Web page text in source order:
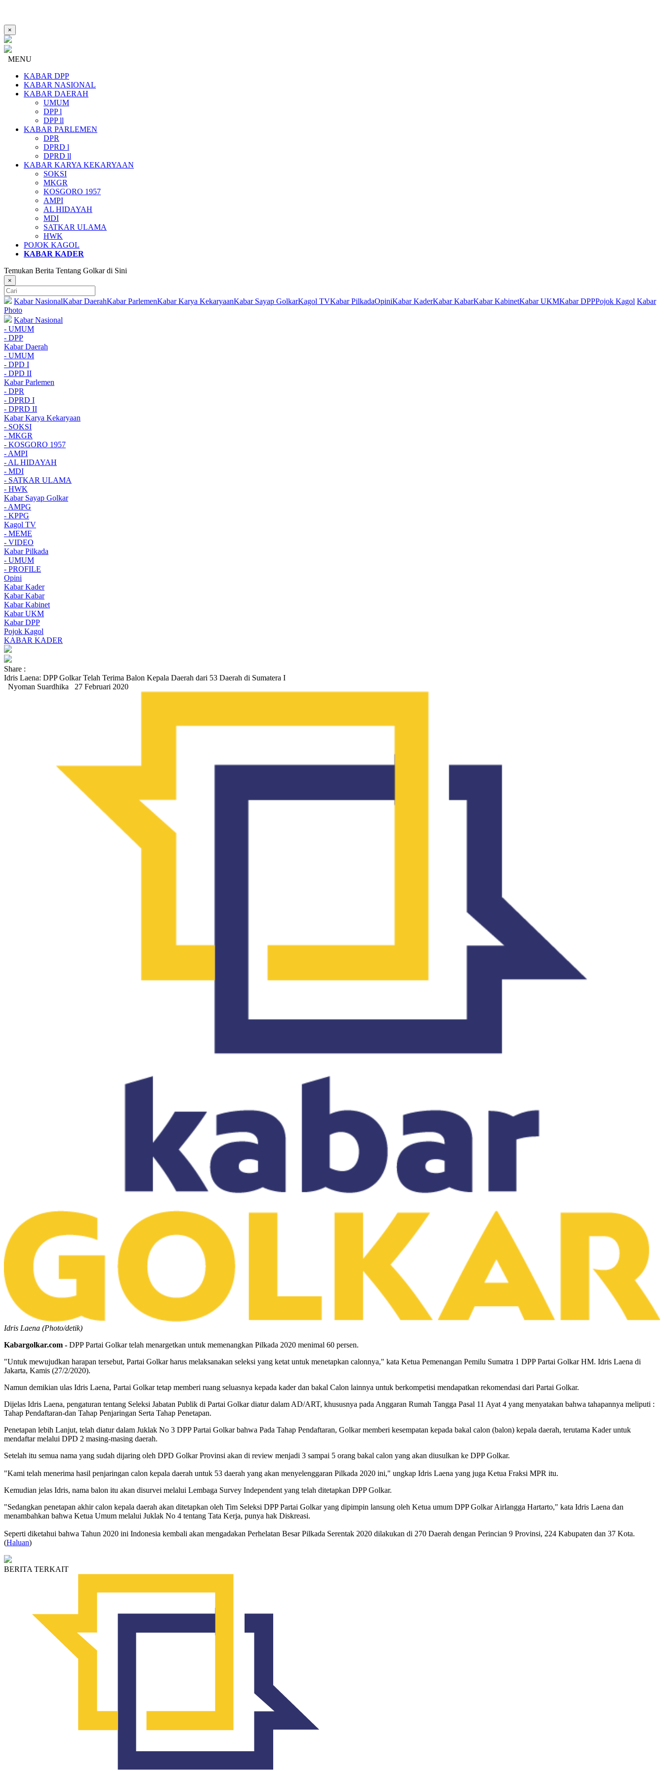
×
MENU
KABAR DPP
KABAR NASIONAL
KABAR DAERAH
UMUM
DPP l
DPP ll
KABAR PARLEMEN
DPR
DPRD l
DPRD ll
KABAR KARYA KEKARYAAN
SOKSI
MKGR
KOSGORO 1957
AMPI
AL HIDAYAH
MDI
SATKAR ULAMA
HWK
POJOK KAGOL
KABAR KADER
Temukan Berita Tentang Golkar di Sini
×
Kabar NasionalKabar DaerahKabar ParlemenKabar Karya KekaryaanKabar Sayap GolkarKagol TVKabar PilkadaOpiniKabar KaderKabar KabarKabar KabinetKabar UKMKabar DPPPojok Kagol Kabar
Photo
Kabar Nasional
- UMUM
- DPP
Kabar Daerah
- UMUM
- DPD I
- DPD II
Kabar Parlemen
- DPR
- DPRD I
- DPRD II
Kabar Karya Kekaryaan
- SOKSI
- MKGR
- KOSGORO 1957
- AMPI
- AL HIDAYAH
- MDI
- SATKAR ULAMA
- HWK
Kabar Sayap Golkar
- AMPG
- KPPG
Kagol TV
- MEME
- VIDEO
Kabar Pilkada
- UMUM
- PROFILE
Opini
Kabar Kader
Kabar Kabar
Kabar Kabinet
Kabar UKM
Kabar DPP
Pojok Kagol
KABAR KADER
Share :
Idris Laena: DPP Golkar Telah Terima Balon Kepala Daerah dari 53 Daerah di Sumatera I
Nyoman Suardhika
27 Februari 2020
Idris Laena (Photo/detik)
Kabargolkar.com - DPP Partai Golkar telah menargetkan untuk memenangkan Pilkada 2020 menimal 60 persen.
"Untuk mewujudkan harapan tersebut, Partai Golkar harus melaksanakan seleksi yang ketat untuk menetapkan calonnya," kata Ketua Pemenangan Pemilu Sumatra 1 DPP Partai Golkar HM. Idris Laena di
Jakarta, Kamis (27/2/2020).
Namun demikian ulas Idris Laena, Partai Golkar tetap memberi ruang seluasnya kepada kader dan bakal Calon lainnya untuk berkompetisi mendapatkan rekomendasi dari Partai Golkar.
Dijelas Idris Laena, pengaturan tentang Seleksi Jabatan Publik di Partai Golkar diatur dalam AD/ART, khususnya pada Anggaran Rumah Tangga Pasal 11 Ayat 4 yang menyatakan bahwa tahapannya meliputi :
Tahap Pendaftaran-dan Tahap Penjaringan Serta Tahap Penetapan.
Penetapan lebih Lanjut, telah diatur dalam Juklak No 3 DPP Partai Golkar bahwa Pada Tahap Pendaftaran, Golkar memberi kesempatan kepada bakal calon (balon) kepala daerah, terutama Kader untuk
mendaftar melalui DPD 2 masing-masing daerah.
Setelah itu semua nama yang sudah dijaring oleh DPD Golkar Provinsi akan di review menjadi 3 sampai 5 orang bakal calon yang akan diusulkan ke DPP Golkar.
"Kami telah menerima hasil penjaringan calon kepala daerah untuk 53 daerah yang akan menyelenggaran Pilkada 2020 ini," ungkap Idris Laena yang juga Ketua Fraksi MPR itu.
Kemudian jelas Idris, nama balon itu akan disurvei melalui Lembaga Survey Independent yang telah ditetapkan DPP Golkar.
"Sedangkan penetapan akhir calon kepala daerah akan ditetapkan oleh Tim Seleksi DPP Partai Golkar yang dipimpin lansung oleh Ketua umum DPP Golkar Airlangga Hartarto," kata Idris Laena dan
menambahkan bahwa Ketua Umum melalui Juklak No 4 tentang Tata Kerja, punya hak Diskreasi.
Seperti diketahui bahwa Tahun 2020 ini Indonesia kembali akan mengadakan Perhelatan Besar Pilkada Serentak 2020 dilakukan di 270 Daerah dengan Perincian 9 Provinsi, 224 Kabupaten dan 37 Kota.
(Haluan)
BERITA TERKAIT